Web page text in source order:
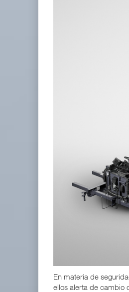
En materia de
ellos alerta de cambio